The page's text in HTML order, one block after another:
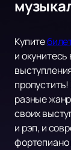
Купите
и
разные
своих
и рэп, и
фортепиано